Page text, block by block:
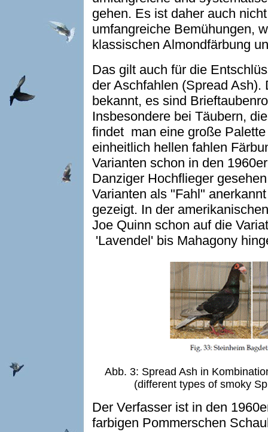
gehen. Es ist daher auch
umfangreiche Bemühungen,
klassischen Almondfärbung
Das gilt auch für die
der Aschfahlen (Spread
bekannt, es sind
Insbesondere bei Täubern,
findet man eine große
einheitlich hellen fahlen
Varianten schon in den
Danziger Hochflieger
Varianten als "Fahl"
gezeigt. In der
Joe Quinn schon auf die
'Lavendel' bis Mahagony
Abb. 3: Spread Ash in
(different types of smoky
Der Verfasser ist in den
farbigen Pommerschen